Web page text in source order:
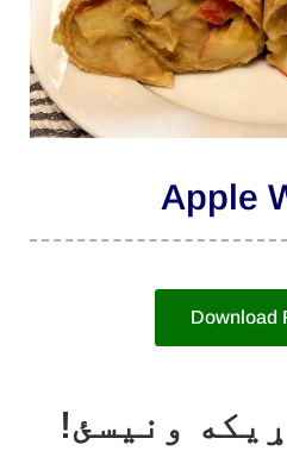
Apple
Download
ونیسئ!